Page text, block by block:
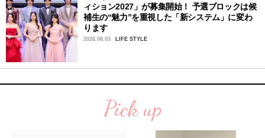
ィション2027」が募集開始！ 予選ブロックは候
補生の“魅力”を重視した「新システム」に変わ
ります
2026.08.03 LIFE STYLE
Pick up